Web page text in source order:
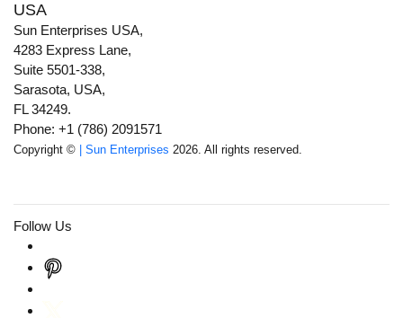
USA
Sun Enterprises USA,
4283 Express Lane,
Suite 5501-338,
Sarasota, USA,
FL 34249.
Phone: +1 (786) 2091571
Copyright © | Sun Enterprises 2026. All rights reserved.
Follow Us